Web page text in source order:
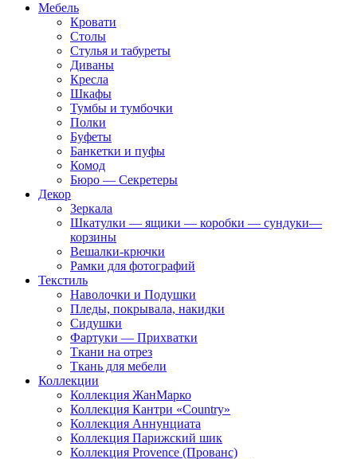
Мебель
Кровати
Столы
Стулья и табуреты
Диваны
Кресла
Шкафы
Тумбы и тумбочки
Полки
Буфеты
Банкетки и пуфы
Комод
Бюро — Секретеры
Декор
Зеркала
Шкатулки — ящики — коробки — сундуки—
корзины
Вешалки-крючки
Рамки для фотографий
Текстиль
Наволочки и Подушки
Пледы, покрывала, накидки
Сидушки
Фартуки — Прихватки
Ткани на отрез
Ткань для мебели
Коллекции
Коллекция ЖанМарко
Коллекция Кантри «Country»
Коллекция Аннунциата
Коллекция Парижский шик
Коллекция Provence (Прованс)